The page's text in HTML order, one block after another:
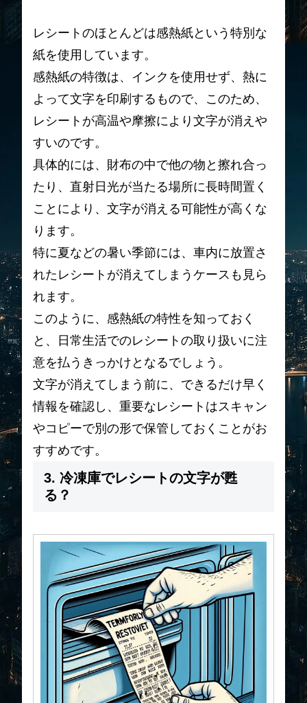
レシートのほとんどは感熱紙という特別な
紙を使用しています。
感熱紙の特徴は、インクを使用せず、熱に
よって文字を印刷するもので、このため、
レシートが高温や摩擦により文字が消えや
すいのです。
具体的には、財布の中で他の物と擦れ合っ
たり、直射日光が当たる場所に長時間置く
ことにより、文字が消える可能性が高くな
ります。
特に夏などの暑い季節には、車内に放置さ
れたレシートが消えてしまうケースも見ら
れます。
このように、感熱紙の特性を知っておく
と、日常生活でのレシートの取り扱いに注
意を払うきっかけとなるでしょう。
文字が消えてしまう前に、できるだけ早く
情報を確認し、重要なレシートはスキャン
やコピーで別の形で保管しておくことがお
すすめです。
3. 冷凍庫でレシートの文字が甦
る？